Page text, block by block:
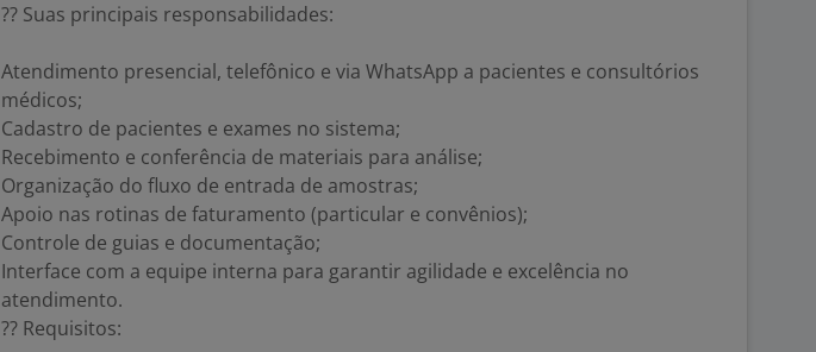
?? Suas principais responsabilidades:
Atendimento presencial, telefônico e via WhatsApp a pacientes e consultórios
médicos;
Cadastro de pacientes e exames no sistema;
Recebimento e conferência de materiais para análise;
Organização do fluxo de entrada de amostras;
Apoio nas rotinas de faturamento (particular e convênios);
Controle de guias e documentação;
Interface com a equipe interna para garantir agilidade e excelência no
atendimento.
?? Requisitos: